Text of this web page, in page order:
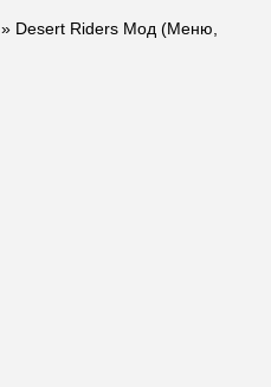
» Desert Riders Мод (Меню,